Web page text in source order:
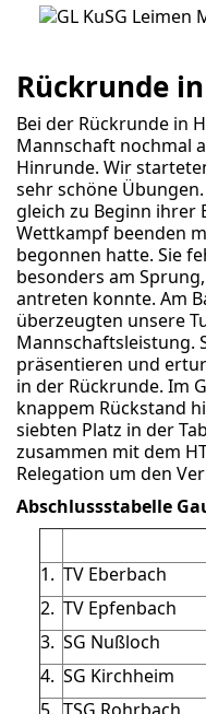
Rückrunde
Bei der Rückrunde in
Mannschaft nochmal
Hinrunde. Wir
sehr schöne
gleich zu Beginn ihrer
Wettkampf beenden
begonnen hatte. Sie
besonders am
antreten konnte. Am
überzeugten unsere
Mannschaftsleistung.
präsentieren und
in der Rückrunde. Im
knappem Rückstand
siebten Platz in der
zusammen mit dem
Relegation um den
Abschlussstabelle
1. TV Eberbach
2. TV Epfenbach
3. SG Nußloch
4. SG Kirchheim